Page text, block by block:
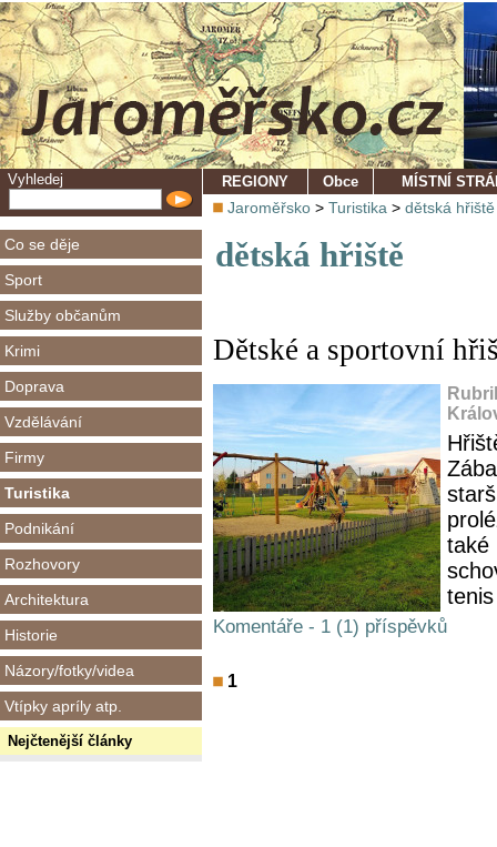
Vyhledej
Co se děje
Sport
Služby občanům
Krimi
Doprava
Vzdělávání
Firmy
Turistika
Podnikání
Rozhovory
Architektura
Historie
Názory/fotky/videa
Vtípky apríly atp.
Nejčtenější články
REGIONY Obce MÍSTNÍ
Jaroměřsko > Turistika > dětská hřiště
dětská hřiště
Dětské a sportovní
také
Komentáře - 1 (1) příspěvků
1